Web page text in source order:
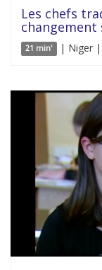
Les chefs
changement
21 min' | Niger |